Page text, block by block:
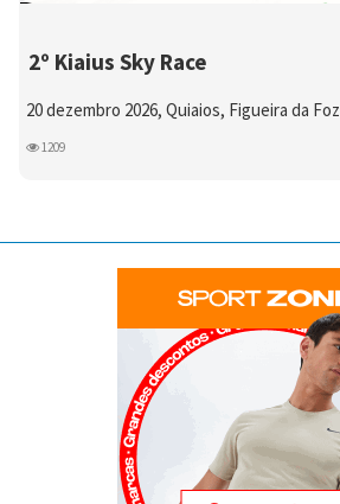
2º Kiaius Sky Race
20 dezembro 2026, Quiaios, Figueira da Foz
1209